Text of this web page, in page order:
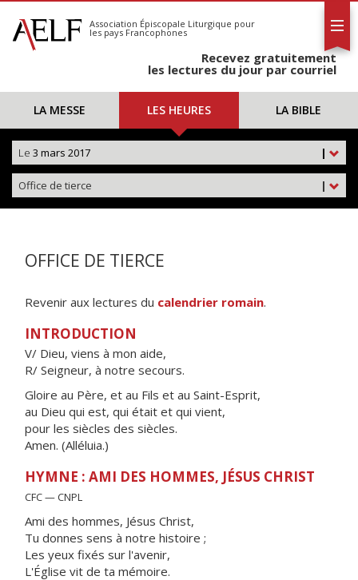
S'abonner
Calendrier
Association Épiscopale Liturgique pour
les pays Francophones
Recevez gratuitement
les lectures du jour par courriel
LA MESSE LES HEURES LA BIBLE
|
Le 3 mars 2017
|
Office de tierce
OFFICE DE TIERCE
Revenir aux lectures du calendrier romain.
INTRODUCTION
V/ Dieu, viens à mon aide,
R/ Seigneur, à notre secours.
Gloire au Père, et au Fils et au Saint-Esprit,
au Dieu qui est, qui était et qui vient,
pour les siècles des siècles.
Amen. (Alléluia.)
HYMNE : AMI DES HOMMES, JÉSUS CHRIST
CFC — CNPL
Ami des hommes, Jésus Christ,
Tu donnes sens à notre histoire ;
Les yeux fixés sur l'avenir,
L'Église vit de ta mémoire.